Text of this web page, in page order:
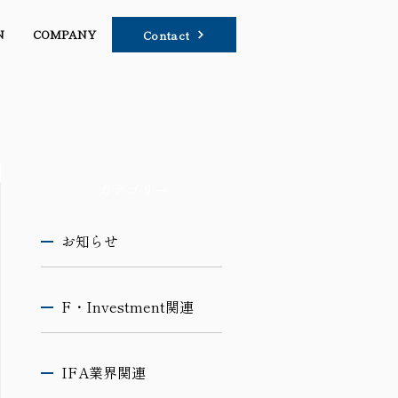
COMPANY Contact
お知らせ
F・Investment関連
IFA業界関連